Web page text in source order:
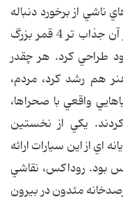
از برخورد دنباله
تر 4 قمر بزرگ
طراحي کرد. هر چقدر
هم رشد کرد، مردم،
واقعي با صحراها،
يکي از نخستين
اي از اين سيارات ارائه
بود. روداکس، نقاشي
مئدون در بيرون